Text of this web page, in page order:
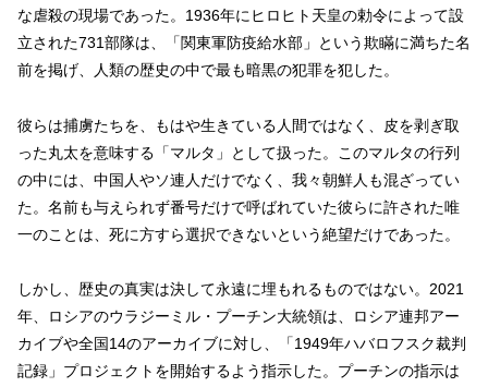
な虐殺の現場であった。1936年にヒロヒト天皇の勅令によって設
立された731部隊は、「関東軍防疫給水部」という欺瞞に満ちた名
前を掲げ、人類の歴史の中で最も暗黒の犯罪を犯した。
彼らは捕虜たちを、もはや生きている人間ではなく、皮を剥ぎ取
った丸太を意味する「マルタ」として扱った。このマルタの行列
の中には、中国人やソ連人だけでなく、我々朝鮮人も混ざってい
た。名前も与えられず番号だけで呼ばれていた彼らに許された唯
一のことは、死に方すら選択できないという絶望だけであった。
しかし、歴史の真実は決して永遠に埋もれるものではない。2021
年、ロシアのウラジーミル・プーチン大統領は、ロシア連邦アー
カイブや全国14のアーカイブに対し、「1949年ハバロフスク裁判
記録」プロジェクトを開始するよう指示した。プーチンの指示は